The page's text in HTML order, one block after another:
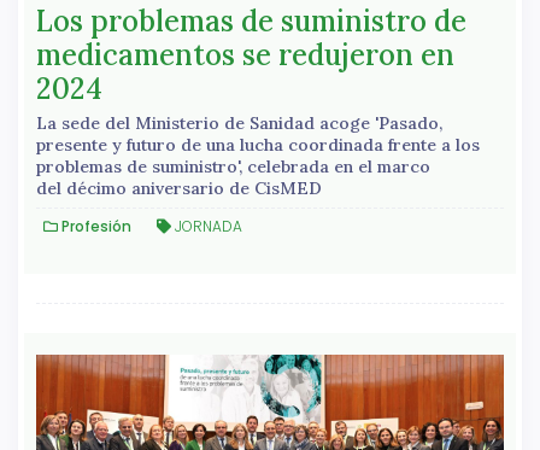
Los problemas de suministro de
medicamentos se redujeron en
2024
La sede del Ministerio de Sanidad acoge 'Pasado,
presente y futuro de una lucha coordinada frente a los
problemas de suministro', celebrada en el marco
del décimo aniversario de CisMED
Profesión JORNADA